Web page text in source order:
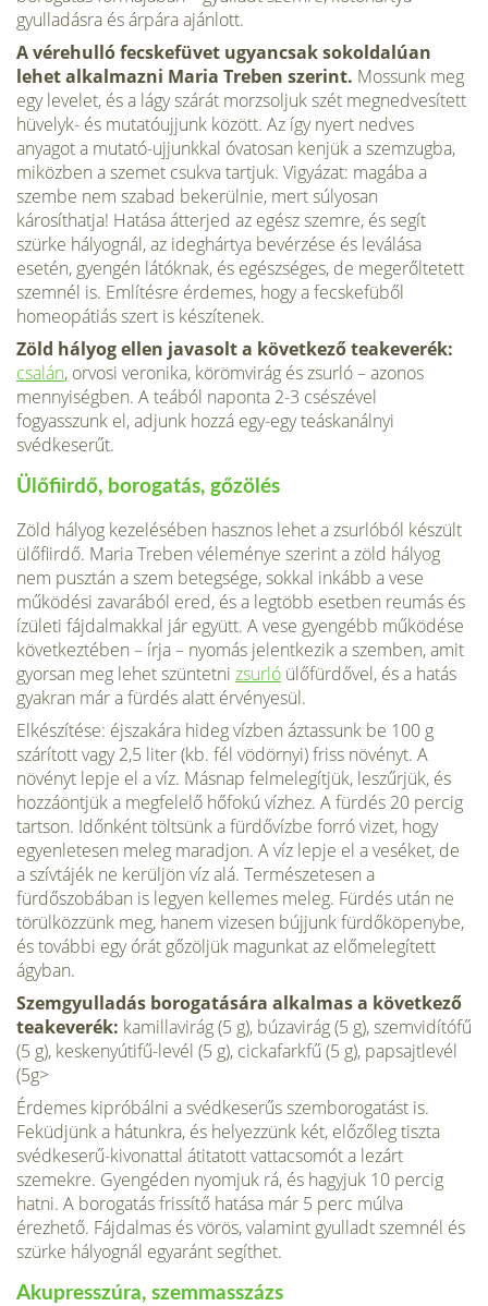
gyulladásra és árpára ajánlott.
A vérehulló fecskefüvet ugyancsak sokoldalúan
lehet alkalmazni Maria Treben szerint. Mossunk meg
egy levelet, és a lágy szárát morzsoljuk szét megnedvesített
hüvelyk- és mutatóujjunk között. Az így nyert nedves
anyagot a mutató-ujjunkkal óvatosan kenjük a szemzugba,
miközben a szemet csukva tartjuk. Vigyázat: magába a
szembe nem szabad bekerülnie, mert súlyosan
károsíthatja! Hatása átterjed az egész szemre, és segít
szürke hályognál, az ideghártya bevérzése és leválása
esetén, gyengén látóknak, és egészséges, de megerőltetett
szemnél is. Említésre érdemes, hogy a fecskefüből
homeopátiás szert is készítenek.
Zöld hályog ellen javasolt a következő teakeverék:
csalán, orvosi veronika, körömvirág és zsurló – azonos
mennyiségben. A teából naponta 2-3 csészével
fogyasszunk el, adjunk hozzá egy-egy teáskanálnyi
svédkeserűt.
Ülőfiirdő, borogatás, gőzölés
Zöld hályog kezelésében hasznos lehet a zsurlóból készült
ülőfiirdő. Maria Treben véleménye szerint a zöld hályog
nem pusztán a szem betegsége, sokkal inkább a vese
működési zavarából ered, és a legtöbb esetben reumás és
ízületi fájdalmakkal jár együtt. A vese gyengébb működése
következtében – írja – nyomás jelentkezik a szemben, amit
gyorsan meg lehet szüntetni zsurló ülőfürdővel, és a hatás
gyakran már a fürdés alatt érvényesül.
Elkészítése: éjszakára hideg vízben áztassunk be 100 g
szárított vagy 2,5 liter (kb. fél vödörnyi) friss növényt. A
növényt lepje el a víz. Másnap felmelegítjük, leszűrjük, és
hozzáöntjük a megfelelő hőfokú vízhez. A fürdés 20 percig
tartson. Időnként töltsünk a fürdővízbe forró vizet, hogy
egyenletesen meleg maradjon. A víz lepje el a veséket, de
a szívtájék ne kerüljön víz alá. Természetesen a
fürdőszobában is legyen kellemes meleg. Fürdés után ne
törülközzünk meg, hanem vizesen bújjunk fürdőköpenybe,
és további egy órát gőzöljük magunkat az előmelegített
ágyban.
Szemgyulladás borogatására alkalmas a következő
teakeverék: kamillavirág (5 g), búzavirág (5 g), szemvidítófű
(5 g), keskenyútifű-levél (5 g), cickafarkfű (5 g), papsajtlevél
(5g>
Érdemes kipróbálni a svédkeserűs szemborogatást is.
Feküdjünk a hátunkra, és helyezzünk két, előzőleg tiszta
svédkeserű-kivonattal átitatott vattacsomót a lezárt
szemekre. Gyengéden nyomjuk rá, és hagyjuk 10 percig
hatni. A borogatás frissítő hatása már 5 perc múlva
érezhető. Fájdalmas és vörös, valamint gyulladt szemnél és
szürke hályognál egyaránt segíthet.
Akupresszúra, szemmasszázs